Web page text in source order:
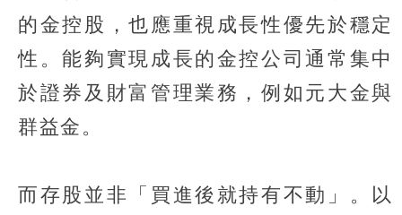
的金控股，也應重視成長性優先於穩定
性。能夠實現成長的金控公司通常集中
於證券及財富管理業務，例如元大金與
群益金。
而存股並非「買進後就持有不動」。以